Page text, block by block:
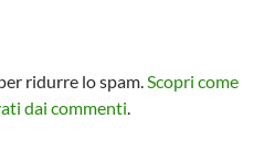
ridurre lo spam. Scopri come
dai commenti